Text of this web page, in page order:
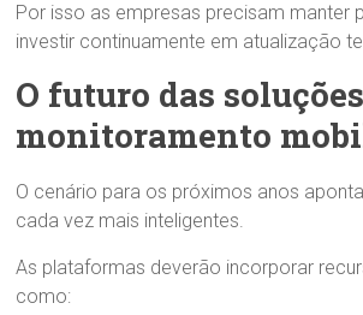
Por isso as empresas precisam manter
investir continuamente em atualização
O futuro das
monitoramento
O cenário para os próximos anos
cada vez mais inteligentes.
As plataformas deverão incorporar
como: